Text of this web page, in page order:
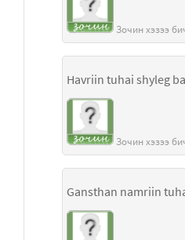
Havriin tuhai shyleg
Gansthan namriin